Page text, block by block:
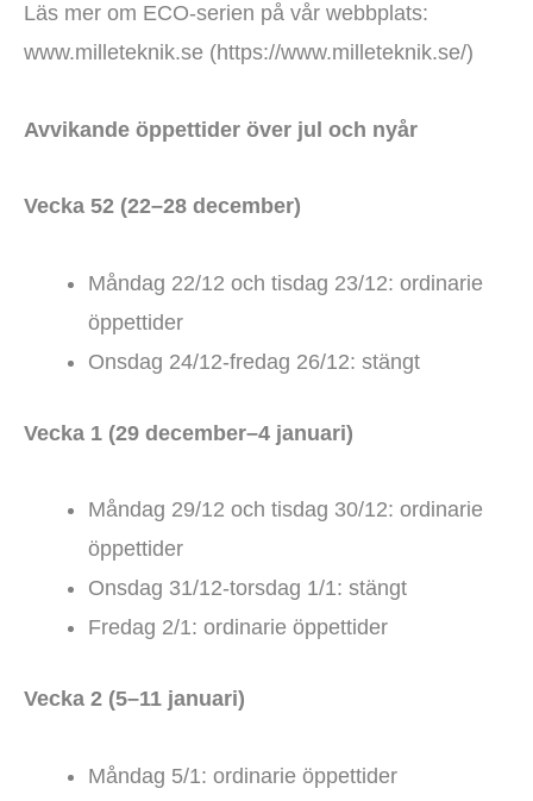
Läs mer om ECO-serien på vår webbplats:
www.milleteknik.se (https://www.milleteknik.se/)
Avvikande öppettider över jul och nyår
Vecka 52 (22–28 december)
Måndag 22/12 och tisdag 23/12: ordinarie
öppettider
Onsdag 24/12-fredag 26/12: stängt
Vecka 1 (29 december–4 januari)
Måndag 29/12 och tisdag 30/12: ordinarie
öppettider
Onsdag 31/12-torsdag 1/1: stängt
Fredag 2/1: ordinarie öppettider
Vecka 2 (5–11 januari)
Måndag 5/1: ordinarie öppettider